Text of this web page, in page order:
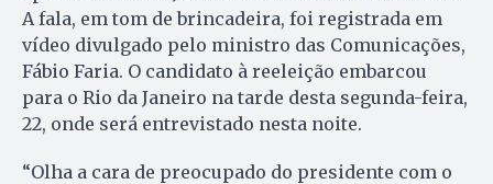
A fala, em tom de brincadeira, foi registrada em
vídeo divulgado pelo ministro das Comunicações,
Fábio Faria. O candidato à reeleição embarcou
para o Rio da Janeiro na tarde desta segunda-feira,
22, onde será entrevistado nesta noite.
“Olha a cara de preocupado do presidente com o